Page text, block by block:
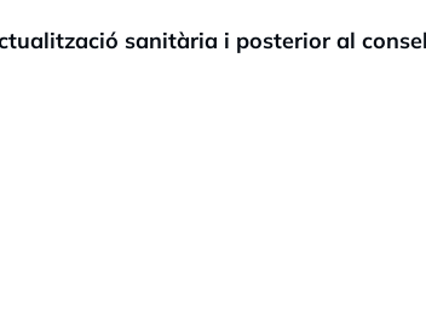
sanitària i posterior al